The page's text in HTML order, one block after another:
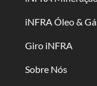
iNFRA Óleo &
Giro iNFRA
Sobre Nós